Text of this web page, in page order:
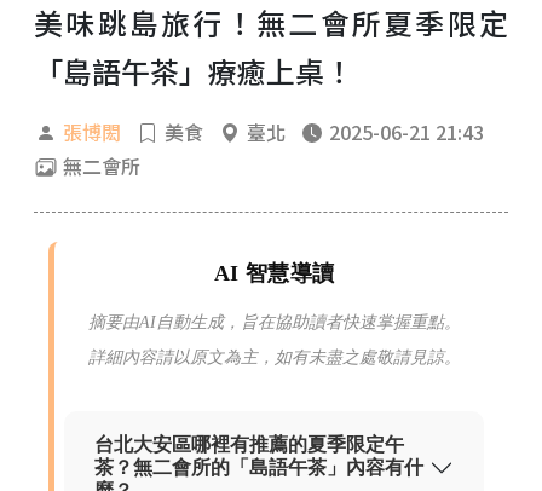
美味跳島旅行！無二會所夏季限定
「島語午茶」療癒上桌！
張博閎 美食 臺北
2025-06-21 21:43
無二會所
AI 智慧導讀
摘要由AI自動生成，旨在協助讀者快速掌握重點。
詳細內容請以原文為主，如有未盡之處敬請見諒。
台北大安區哪裡有推薦的夏季限定午
茶？無二會所的「島語午茶」內容有什